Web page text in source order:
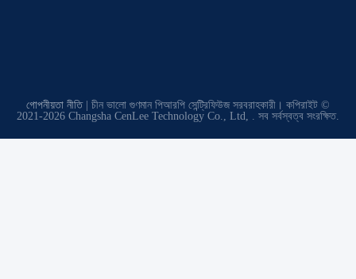
গোপনীয়তা নীতি| চীন ভালো গুণমান পিআরপি সেন্ট্রিফিউজ সরবরাহকারী। কপিরাইট ©
2021-2026 Changsha CenLee Technology Co., Ltd, . সব সর্বস্বত্ব সংরক্ষিত.